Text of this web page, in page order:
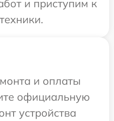
и приступим к
и оплаты
официальную
устройства